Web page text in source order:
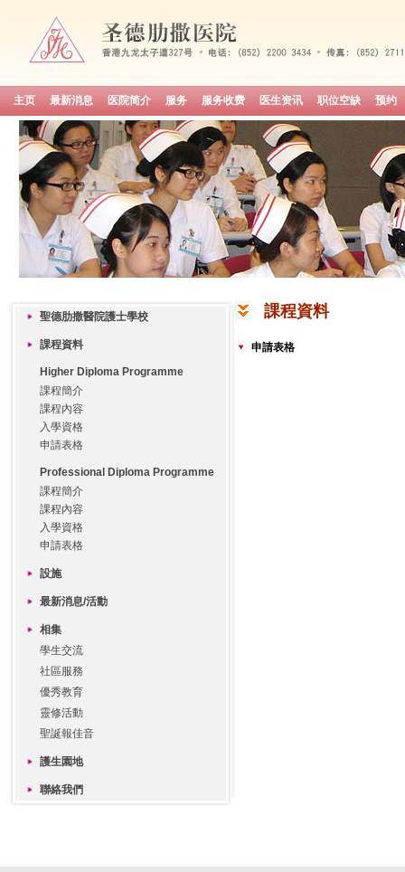
主页 最新消息 医院简介 服务 服务收费 医生资讯 职位空缺 预约
聖德肋撒醫院護士學校
課程資料
Higher Diploma Programme
課程簡介
課程內容
入學資格
申請表格
Professional Diploma Programme
課程簡介
課程內容
入學資格
申請表格
設施
最新消息/活動
相集
學生交流
社區服務
優秀教育
靈修活動
聖誕報佳音
護生園地
聯絡我們
課程資料
申請表格